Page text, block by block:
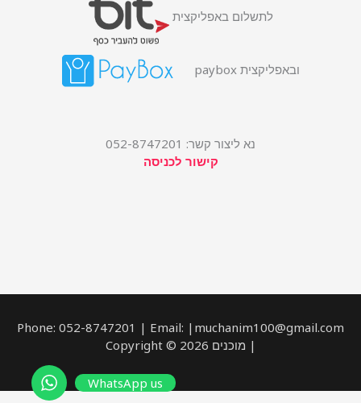
לתשלום באפליקצית
ובאפליקצית paybox
נא ליצור קשר: 052-8747201
קישור לכניסה
Phone: 052-8747201 | Email: |muchanim100@gmail.com
| מוכנים Copyright © 2026
WhatsApp us